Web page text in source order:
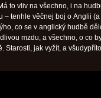
to vliv na všechno, i na
– tenhle věčnej boj o Anglii (a
co se v anglický hudbě
mzdu, a všechno, o co
Starosti, jak vyžít, a